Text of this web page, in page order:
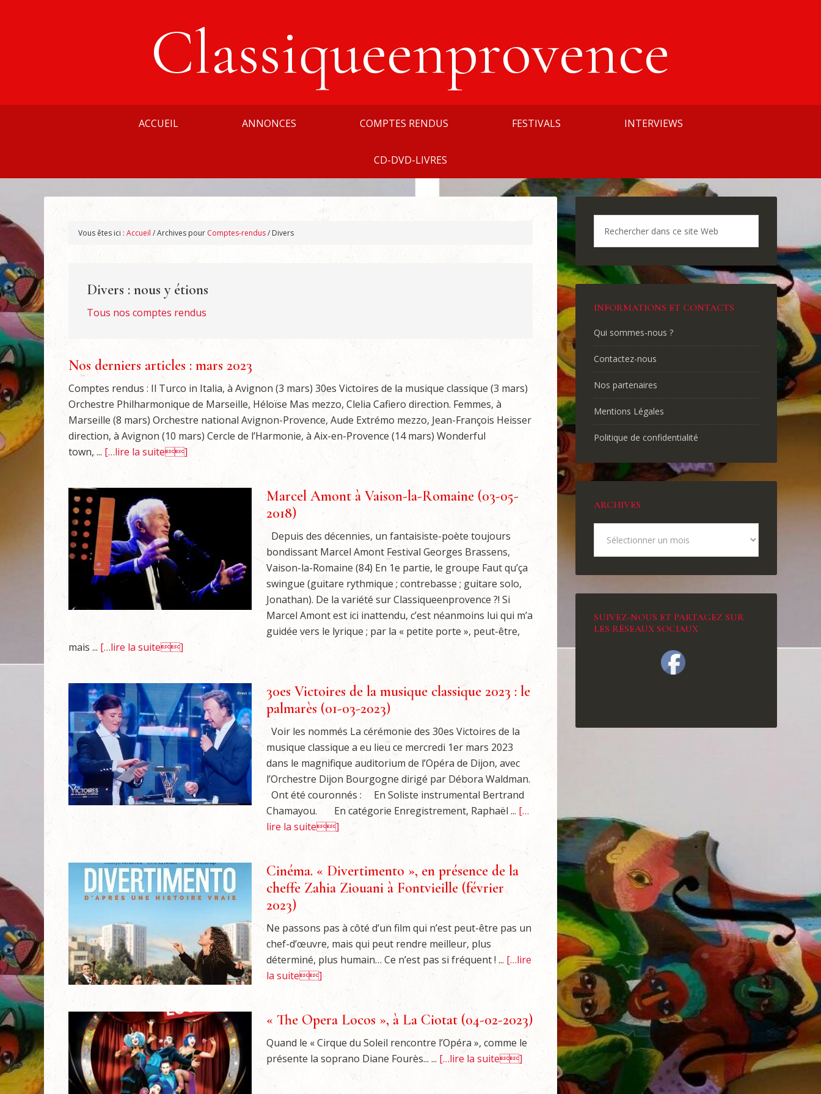
Classiqueenprovence
ACCUEIL ANNONCES COMPTES RENDUS FESTIVALS INTERVIEWS
CD-DVD-LIVRES
Vous êtes ici : Accueil /Archives pour Comptes-rendus/ Divers
Divers : nous y étions
Tous nos comptes rendus
Nos derniers articles : mars 2023
Comptes rendus : Il Turco in Italia, à Avignon (3 mars) 30es Victoires de la musique classique (3 mars)
Orchestre Philharmonique de Marseille, Héloïse Mas mezzo, Clelia Cafiero direction. Femmes, à
Marseille (8 mars) Orchestre national Avignon-Provence, Aude Extrémo mezzo, Jean-François Heisser
direction, à Avignon (10 mars) Cercle de l’Harmonie, à Aix-en-Provence (14 mars) Wonderful
town, ... […lire la suite]
Marcel Amont à Vaison-la-Romaine (03-05-
2018)
Depuis des décennies, un fantaisiste-poète toujours
bondissant Marcel Amont Festival Georges Brassens,
Vaison-la-Romaine (84) En 1e partie, le groupe Faut qu’ça
swingue (guitare rythmique ; contrebasse ; guitare solo,
Jonathan). De la variété sur Classiqueenprovence ?! Si
Marcel Amont est ici inattendu, c’est néanmoins lui qui m’a
guidée vers le lyrique ; par la « petite porte », peut-être,
mais ... […lire la suite]
30es Victoires de la musique classique 2023 : le
palmarès (01-03-2023)
Voir les nommés La cérémonie des 30es Victoires de la
musique classique a eu lieu ce mercredi 1er mars 2023
dans le magnifique auditorium de l’Opéra de Dijon, avec
l’Orchestre Dijon Bourgogne dirigé par Débora Waldman.
Ont été couronnés : En Soliste instrumental Bertrand
Chamayou. En catégorie Enregistrement, Raphaël ... […
lire la suite]
Cinéma. « Divertimento », en présence de la
cheffe Zahia Ziouani à Fontvieille (février
2023)
Ne passons pas à côté d’un film qui n’est peut-être pas un
chef-d’œuvre, mais qui peut rendre meilleur, plus
déterminé, plus humain… Ce n’est pas si fréquent ! ... […lire
la suite]
« The Opera Locos », à La Ciotat (04-02-2023)
Quand le « Cirque du Soleil rencontre l’Opéra », comme le
présente la soprano Diane Fourès... ... […lire la suite]
INFORMATIONS ET CONTACTS
Qui sommes-nous ?
Contactez-nous
Nos partenaires
Mentions Légales
Politique de confidentialité
ARCHIVES
SUIVEZ-NOUS ET PARTAGEZ SUR
LES RÉSEAUX SOCIAUX